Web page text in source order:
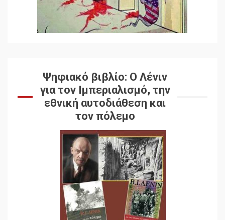
Ψηφιακό βιβλίο: Ο Λένιν
για τον Ιμπεριαλισμό, την
εθνική αυτοδιάθεση και
τον πόλεμο